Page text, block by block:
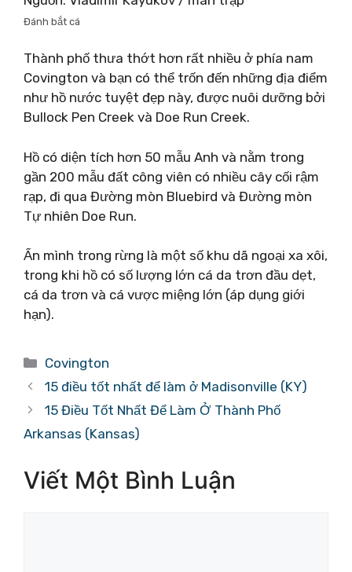
Đánh bắt cá
Thành phố thưa thớt hơn rất nhiều ở phía nam
Covington và bạn có thể trốn đến những địa điểm
như hồ nước tuyệt đẹp này, được nuôi dưỡng bởi
Bullock Pen Creek và Doe Run Creek.
Hồ có diện tích hơn 50 mẫu Anh và nằm trong
gần 200 mẫu đất công viên có nhiều cây cối rậm
rạp, đi qua Đường mòn Bluebird và Đường mòn
Tự nhiên Doe Run.
Ẩn mình trong rừng là một số khu dã ngoại xa xôi,
trong khi hồ có số lượng lớn cá da trơn đầu dẹt,
cá da trơn và cá vược miệng lớn (áp dụng giới
hạn).
Danh
mục
Covington
15 điều tốt nhất để làm ở Madisonville (KY)
15 Điều Tốt Nhất Để Làm Ở Thành Phố
Arkansas (Kansas)
Viết Một Bình Luận